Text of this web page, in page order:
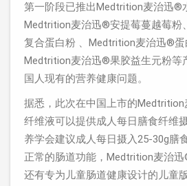
第一阶段已推出Medtrition麦治迅®
Medtrition麦治迅®安提莓蔓越莓粉
复合蛋白粉 、Medtrition麦治迅®蛋
Medtrition麦治迅®果胶益生元粉等
国人现有的营养健康问题。
据悉，此次在中国上市的
纤维液可以提供成人每日膳食纤维
养学会建议成人每日摄入25-30g膳
正常的肠道功能，Medtrition麦治
还有专为儿童肠道健康设计的儿童